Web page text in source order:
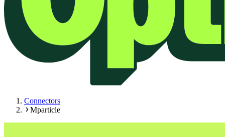
Connectors
Mparticle